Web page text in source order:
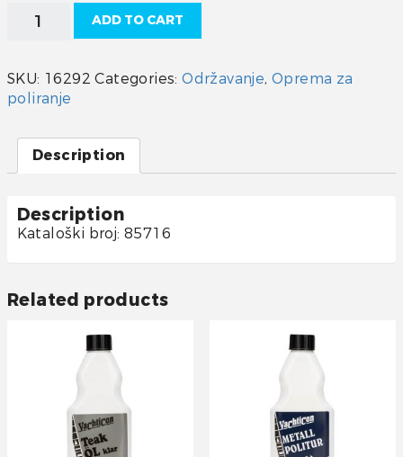
Polir
pasta
PTEF
polimerima
Starbrite
ADD TO CART
SKU: 16292 Categories:Održavanje,Oprema za
poliranje
Description
Description
Kataloški broj: 85716
Related products